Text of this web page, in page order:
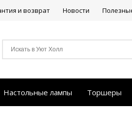
и возврат Новости
Настольные лампы Торшеры